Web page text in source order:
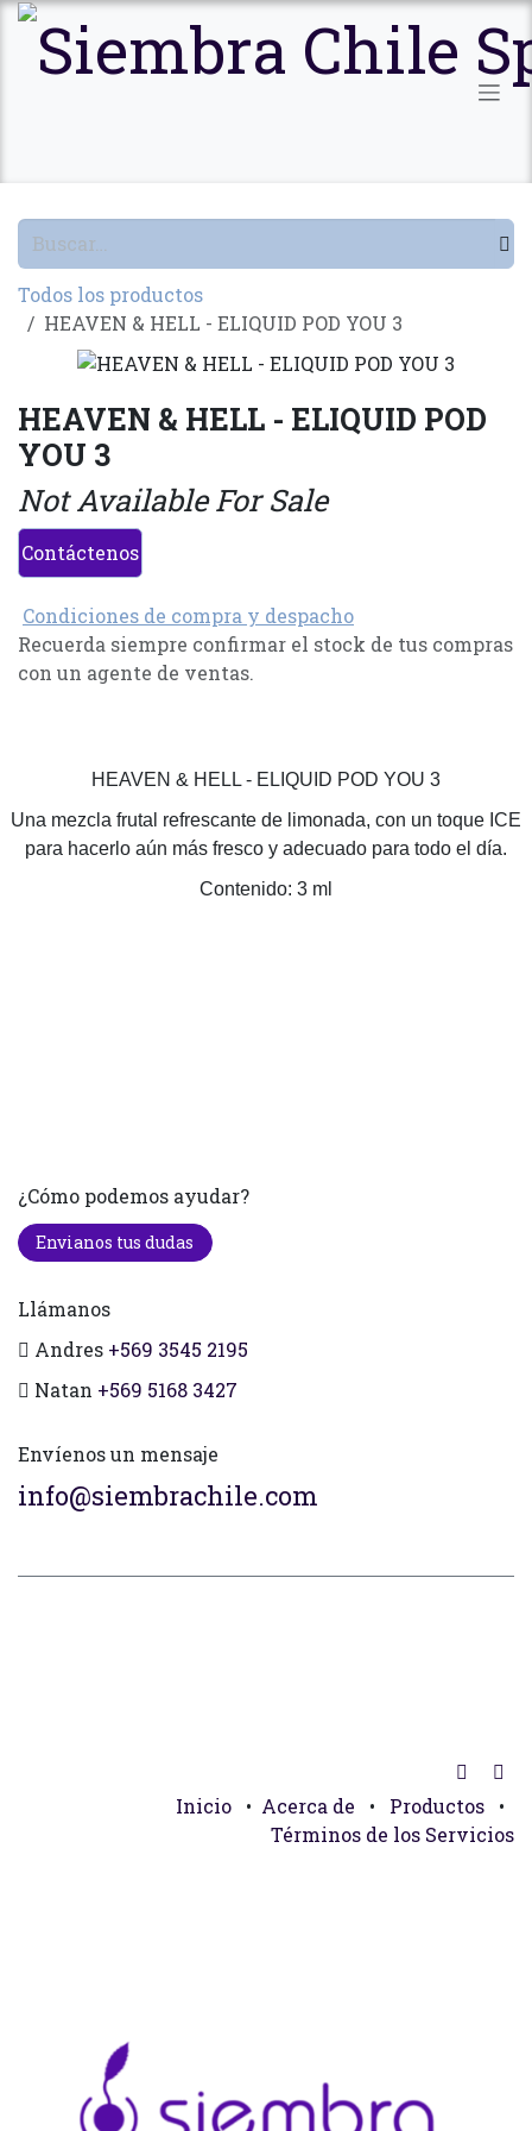
Ir al contenido
Todos los productos
HEAVEN & HELL - ELIQUID POD YOU 3
HEAVEN & HELL - ELIQUID POD
YOU 3
Not Available For Sale
Contáctenos
Condiciones de compra y despacho
Recuerda siempre confirmar el stock de tus compras
con un agente de ventas.
HEAVEN & HELL - ELIQUID POD YOU 3
Una mezcla frutal refrescante de limonada, con un toque ICE
para hacerlo aún más fresco y adecuado para todo el día.
Contenido: 3 ml
¿Cómo podemos ayudar?
Envianos tus dudas
Llámanos
Andres +569 3545 2195
Natan +569 5168 3427
Envíenos un mensaje
info@siembrachile.com
Inicio • Acerca de • Productos
•
Términos de los Servicios